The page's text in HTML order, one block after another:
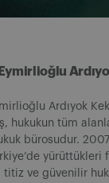
Ardıyok
hukukun tüm
bürosudur.
yürüttükleri
titiz ve güvenilir